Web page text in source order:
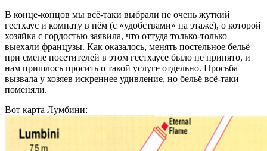
В конце-концов мы всё-таки выбрали не очень жуткий
гестхаус и комнату в нём (с «удобствами» на этаже), о которой
хозяйка с гордостью заявила, что оттуда только-только
выехали французы. Как оказалось, менять постельное бельё
при смене посетителей в этом гестхаусе было не принято, и
нам пришлось просить о такой услуге отдельно. Просьба
вызвала у хозяев искреннее удивление, но бельё всё-таки
поменяли.
Вот карта Лумбини: